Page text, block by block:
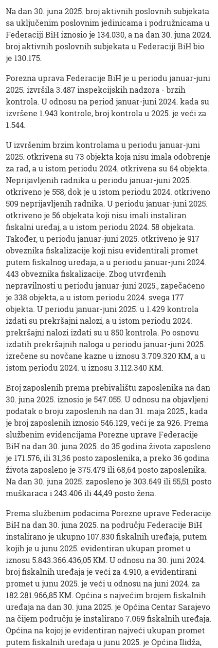
Na dan 30. juna 2025. broj aktivnih poslovnih subjekata
sa uključenim poslovnim jedinicama i podružnicama u
Federaciji BiH iznosio je 134.030, a na dan 30. juna 2024.
broj aktivnih poslovnih subjekata u Federaciji BiH bio
je 130.175.
Porezna uprava Federacije BiH je u periodu januar-juni
2025. izvršila 3.487 inspekcijskih nadzora - brzih
kontrola. U odnosu na period januar-juni 2024. kada su
izvršene 1.943 kontrole, broj kontrola u 2025. je veći za
1.544.
U izvršenim brzim kontrolama u periodu januar-juni
2025. otkrivena su 73 objekta koja nisu imala odobrenje
za rad, a u istom periodu 2024. otkrivena su 64 objekta.
Neprijavljenih radnika u periodu januar-juni 2025.
otkriveno je 558, dok je u istom periodu 2024. otkriveno
509 neprijavljenih radnika. U periodu januar-juni 2025.
otkriveno je 56 objekata koji nisu imali instaliran
fiskalni uređaj, a u istom periodu 2024. 58 objekata.
Također, u periodu januar-juni 2025. otkriveno je 917
obveznika fiskalizacije koji nisu evidentirali promet
putem fiskalnog uređaja, a u periodu januar-juni 2024.
443 obveznika fiskalizacije. Zbog utvrđenih
nepravilnosti u periodu januar-juni 2025., zapečaćeno
je 338 objekta, a u istom periodu 2024. svega 177
objekta. U periodu januar-juni 2025. u 1.429 kontrola
izdati su prekršajni nalozi, a u istom periodu 2024.
prekršajni nalozi izdati su u 850 kontrola. Po osnovu
izdatih prekršajnih naloga u periodu januar-juni 2025.
izrečene su novčane kazne u iznosu 3.709.320 KM, a u
istom periodu 2024. u iznosu 3.112.340 KM.
Broj zaposlenih prema prebivalištu zaposlenika na dan
30. juna 2025. iznosio je 547.055. U odnosu na objavljeni
podatak o broju zaposlenih na dan 31. maja 2025., kada
je broj zaposlenih iznosio 546.129, veći je za 926. Prema
službenim evidencijama Porezne uprave Federacije
BiH na dan 30. juna 2025. do 35 godina života zaposleno
je 171.576, ili 31,36 posto zaposlenika, a preko 36 godina
života zaposleno je 375.479 ili 68,64 posto zaposlenika.
Na dan 30. juna 2025. zaposleno je 303.649 ili 55,51 posto
muškaraca i 243.406 ili 44,49 posto žena.
Prema službenim podacima Porezne uprave Federacije
BiH na dan 30. juna 2025. na području Federacije BiH
instalirano je ukupno 107.830 fiskalnih uređaja, putem
kojih je u junu 2025. evidentiran ukupan promet u
iznosu 5.843.366.436,05 KM. U odnosu na 30. juni 2024.
broj fiskalnih uređaja je veći za 4.910, a evidentirani
promet u junu 2025. je veći u odnosu na juni 2024. za
182.281.966,85 KM. Općina s najvećim brojem fiskalnih
uređaja na dan 30. juna 2025. je Općina Centar Sarajevo
na čijem području je instalirano 7.069 fiskalnih uređaja.
Općina na kojoj je evidentiran najveći ukupan promet
putem fiskalnih uređaja u junu 2025. je Općina Ilidža,